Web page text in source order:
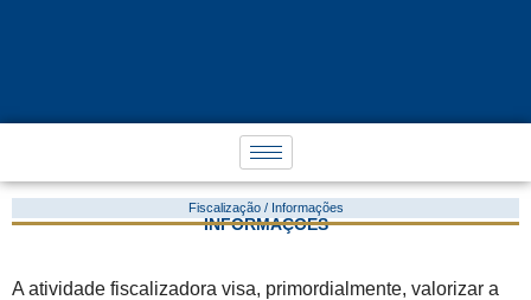
INFORMAÇÕES
Fiscalização / Informações
A atividade fiscalizadora visa, primordialmente, valorizar a